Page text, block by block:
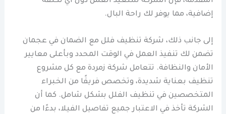
إضافية، مما يوفر لك راحة البال.
إلى جانب ذلك، شركة تنظيف فلل مع الضمان في عجمان
تضمن لك تنفيذ العمل في الوقت المحدد وبأعلى معايير
الأمان والنظافة. تتعامل شركة زمردة مع كل مشروع
تنظيف بعناية شديدة، وتخصص فريقًا من الخبراء
المتخصصين في تنظيف الفلل بشكل شامل. كما أن
الشركة تأخذ في الاعتبار جميع تفاصيل الفيلا، بدءًا من